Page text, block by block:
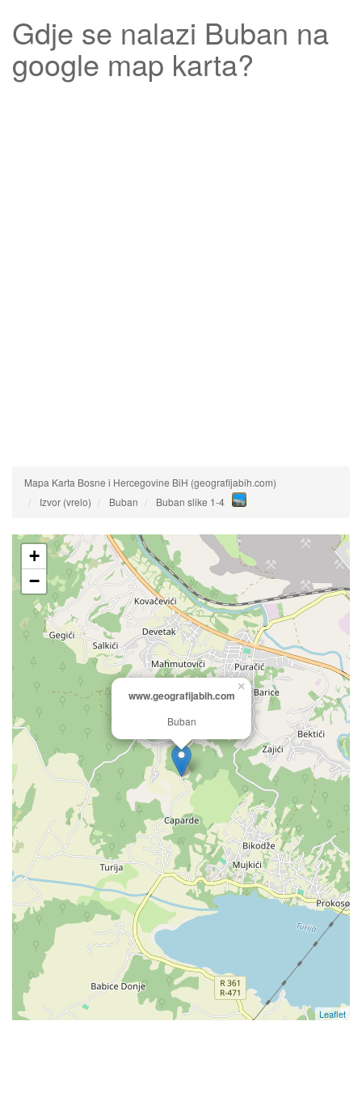
Gdje se nalazi Buban na
google map karta?
Mapa Karta Bosne i Hercegovine BiH (geografijabih.com)
Izvor (vrelo)
Buban Buban slike 1-4
www.geografijabih.com
Buban
×
+
−
Leaflet